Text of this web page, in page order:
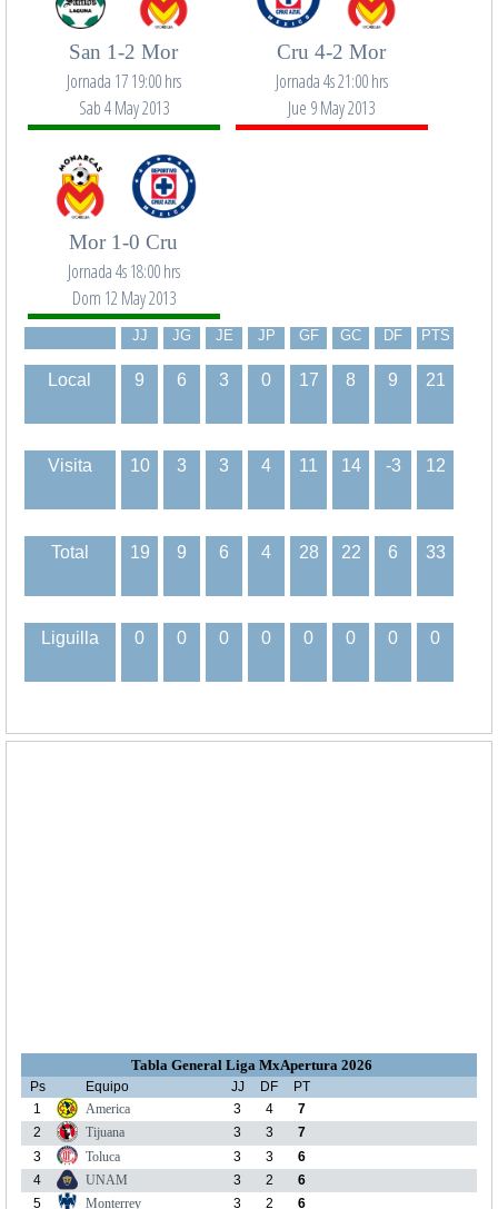
San 1-2 Mor
Jornada 17 19:00 hrs
Sab 4 May 2013
Cru 4-2 Mor
Jornada 4s 21:00 hrs
Jue 9 May 2013
Mor 1-0 Cru
Jornada 4s 18:00 hrs
Dom 12 May 2013
JJ JG JE JP GF GC DF PTS
Local 9 6 3 0 17 8 9 21
Visita 10 3 3 4 11 14 -3 12
Total 19 9 6 4 28 22 6 33
Liguilla 0 0 0 0 0 0 0 0
Tabla General Liga MxApertura 2026
Ps Equipo JJ DF
PT
1
America 3 4
7
2
Tijuana 3 3
7
3
Toluca 3 3
6
4
UNAM 3 2
6
5
Monterrey 3 2 6